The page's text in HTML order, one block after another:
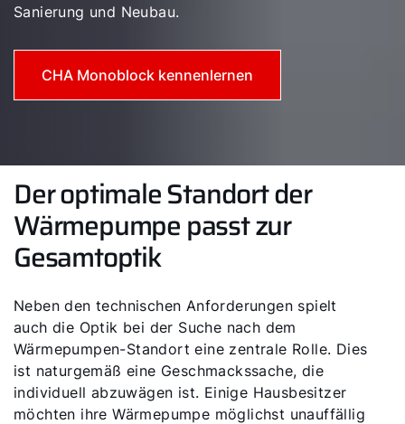
Sanierung und Neubau.
CHA Monoblock kennenlernen
Der optimale Standort der
Wärmepumpe passt zur
Gesamtoptik
Neben den technischen Anforderungen spielt
auch die Optik bei der Suche nach dem
Wärmepumpen-Standort eine zentrale Rolle. Dies
ist naturgemäß eine Geschmackssache, die
individuell abzuwägen ist. Einige Hausbesitzer
möchten ihre Wärmepumpe möglichst unauffällig